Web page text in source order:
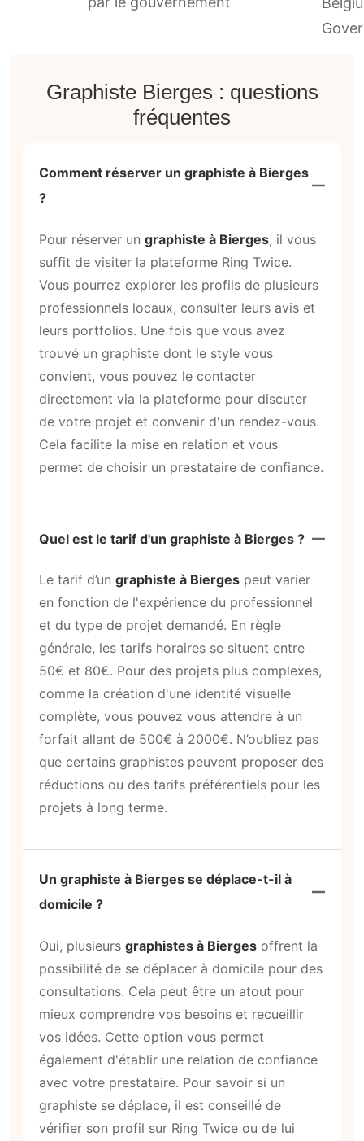
Graphiste Bierges : questions
fréquentes
Comment réserver un graphiste à Bierges
?
Pour réserver un graphiste à Bierges, il vous
suffit de visiter la plateforme Ring Twice.
Vous pourrez explorer les profils de plusieurs
professionnels locaux, consulter leurs avis et
leurs portfolios. Une fois que vous avez
trouvé un graphiste dont le style vous
convient, vous pouvez le contacter
directement via la plateforme pour discuter
de votre projet et convenir d'un rendez-vous.
Cela facilite la mise en relation et vous
permet de choisir un prestataire de confiance.
Quel est le tarif d'un graphiste à Bierges ?
Le tarif d’un graphiste à Bierges peut varier
en fonction de l'expérience du professionnel
et du type de projet demandé. En règle
générale, les tarifs horaires se situent entre
50€ et 80€. Pour des projets plus complexes,
comme la création d'une identité visuelle
complète, vous pouvez vous attendre à un
forfait allant de 500€ à 2000€. N’oubliez pas
que certains graphistes peuvent proposer des
réductions ou des tarifs préférentiels pour les
projets à long terme.
Un graphiste à Bierges se déplace-t-il à
domicile ?
Oui, plusieurs graphistes à Bierges offrent la
possibilité de se déplacer à domicile pour des
consultations. Cela peut être un atout pour
mieux comprendre vos besoins et recueillir
vos idées. Cette option vous permet
également d'établir une relation de confiance
avec votre prestataire. Pour savoir si un
graphiste se déplace, il est conseillé de
vérifier son profil sur Ring Twice ou de lui